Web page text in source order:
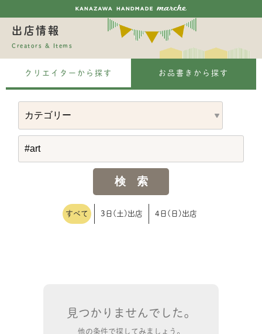
出店情報
Creators & Items
クリエイターから探す お品書きから探す
すべて 3日(土)出店 4日(日)出店
見つかりませんでした。
他の条件で探してみましょう。